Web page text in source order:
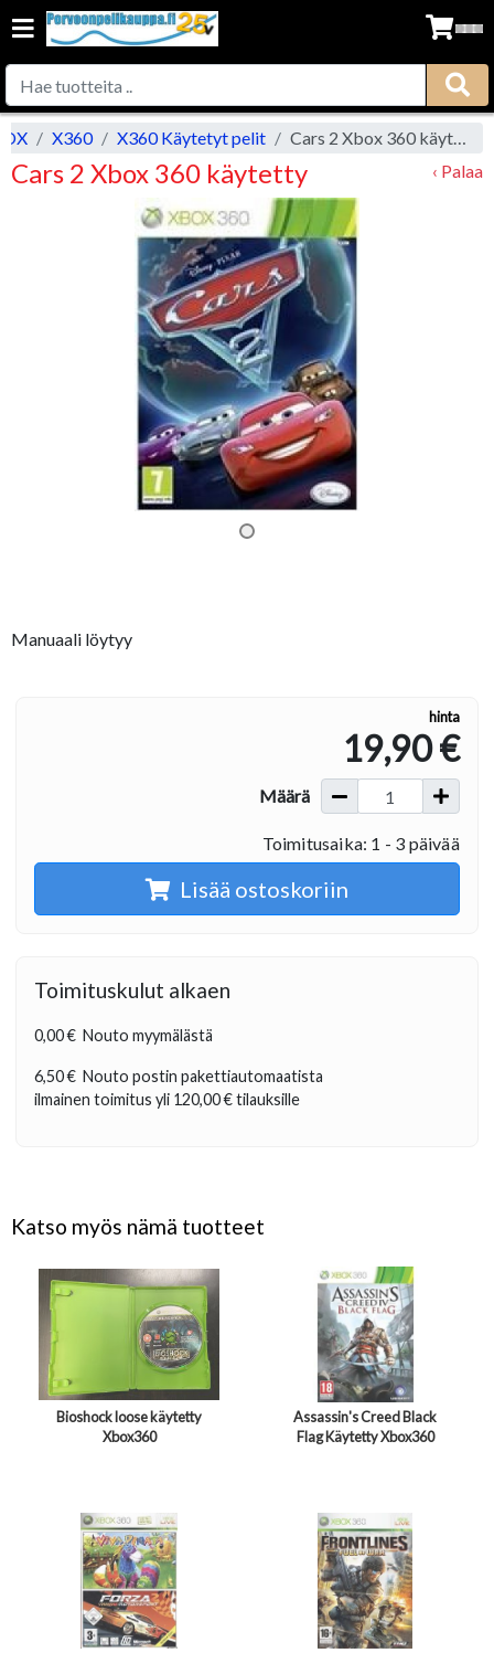
X360 X360 Käytetyt pelit Cars 2 Xbox 360 käytetty
Cars 2 Xbox 360 käytetty ‹ Palaa
Manuaali löytyy
hinta
19,90 €
Määrä
Toimitusaika: 1 - 3 päivää
Lisää ostoskoriin
Toimituskulut alkaen
0,00 € Nouto myymälästä
6,50 € Nouto postin pakettiautomaatista
ilmainen toimitus yli 120,00 €tilauksille
Katso myös nämä tuotteet
Bioshock loose käytetty
Xbox360
Assassin's Creed Black
Flag Käytetty Xbox360